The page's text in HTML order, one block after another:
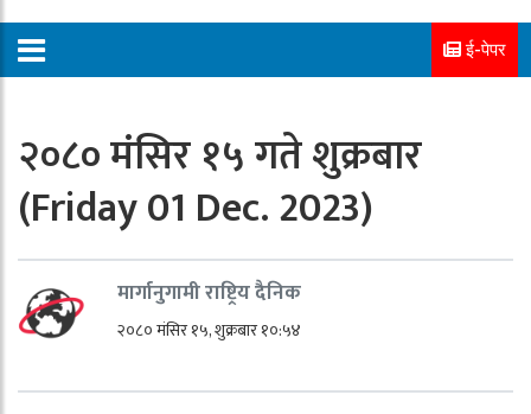
ई-पेपर
२०८० मंसिर १५ गते शुक्रबार
(Friday 01 Dec. 2023)
मार्गानुगामी राष्ट्रिय दैनिक
२०८० मंसिर १५, शुक्रबार १०:५४